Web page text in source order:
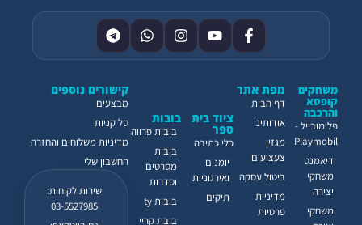
קישורים נוספים
מבצעים
סל קניות
מדיניות משלוחים והחזרה
החשבון שלי
שירות לקוחות:
03-5527985
ציוד בית
ספר
כלי כתיבה
יומנים
ואירגוניות
תיקים
בובות
בובות פרווה
בובות
מסרטים
וסדרות
בובות ty
בובת קריי
משחקים
קופסא
והרכבה
פלימובייל -
Playmobil
דיאמנט
משחקי
יצירה
משחקי
מפת אתר
דף הבית
אודותינו
מגזין
צעצועים
ביטול עסקה
מדיניות
פרטיות